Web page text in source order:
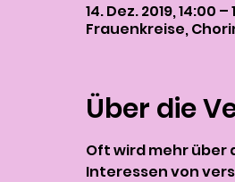
14. Dez. 2019, 14:00 –
Frauenkreise,
Über die
Oft wird mehr über
Interessen von